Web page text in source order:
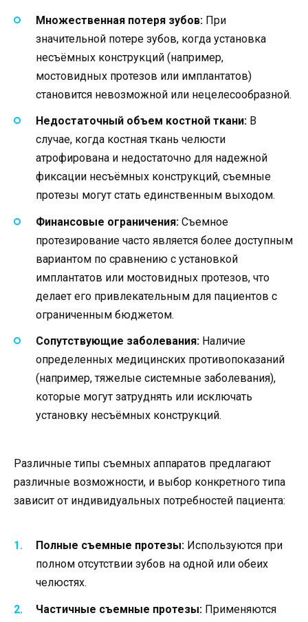
Множественная потеря зубов: При
значительной потере зубов, когда установка
несъёмных конструкций (например,
мостовидных протезов или имплантатов)
становится невозможной или нецелесообразной.
Недостаточный объем костной ткани: В
случае, когда костная ткань челюсти
атрофирована и недостаточно для надежной
фиксации несъёмных конструкций, съемные
протезы могут стать единственным выходом.
Финансовые ограничения: Съемное
протезирование часто является более доступным
вариантом по сравнению с установкой
имплантатов или мостовидных протезов, что
делает его привлекательным для пациентов с
ограниченным бюджетом.
Сопутствующие заболевания: Наличие
определенных медицинских противопоказаний
(например, тяжелые системные заболевания),
которые могут затруднять или исключать
установку несъёмных конструкций.
Различные типы съемных аппаратов предлагают
различные возможности, и выбор конкретного типа
зависит от индивидуальных потребностей пациента:
Полные съемные протезы: Используются при
полном отсутствии зубов на одной или обеих
челюстях.
Частичные съемные протезы: Применяются